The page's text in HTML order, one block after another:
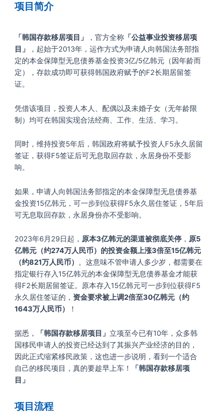
项目简介
「韩国存款移居项目」 ，官方全称 「公益事业投资移居项
目」
，起始于2013年，运作方式为申请人向韩国法务部指
定的本金保障型无息债券基金投资3亿/5亿韩元（因年龄而
定），存款成功即可获得韩国政府赋予的F2长期居留签
证。
凭借该项目，投资人本人、配偶以及未婚子女（无年龄限
制）均可在韩国实现合法经商、工作、生活、学习。
同时，维持投资5年后，韩国政府将赋予投资人F5永久居留
签证，获得F5签证后可无息取回存款，永居身份不受影
响。
如果，申请人向韩国法务部指定的本金保障型无息债券基
金投资15亿韩元，可一步到位获得F5永久居住签证，5年后
可无息取回存款，永居身份亦不受影响。
2023年6月29日起， 原本3亿韩元的渠道被彻底关停 ， 原5
亿韩元（约274万人民币）的投资金额上涨3倍至15亿韩元
（约821万人民币） 。这意味不管申请人多少岁，都需要在
指定银行存入15亿韩元的本金保障型无息债券基金才能获
得F2长期居留签证。原本存入15亿韩元可一步到位获得F5
永久居住签证的， 资金要求被上调2倍至30亿韩元 （约
1643万人民币） ！
据悉， 「韩国存款移居项目」 立项至今已有10年，众多韩
国移民申请人的投资已经达到了其振兴产业经济的目的，
因此正式缩紧移民政策，这也进一步说明，看到一个适合
自己的移民项目，真的要趁早上车！
「韩国存款移居项
目」
项目流程